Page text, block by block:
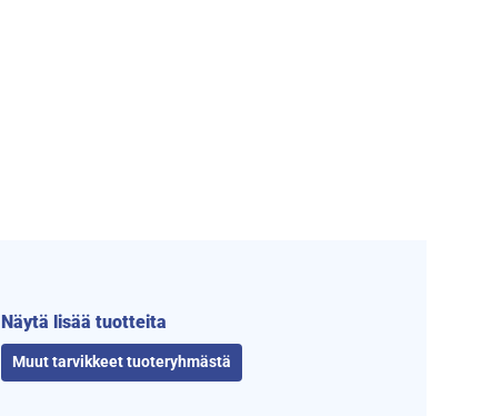
Näytä lisää tuotteita
Muut tarvikkeet tuoteryhmästä